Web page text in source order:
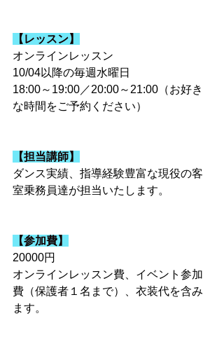
【レッスン】
オンラインレッスン
10/04以降の毎週水曜日
18:00～19:00／20:00～21:00（お好き
な時間をご予約ください）
【担当講師】
ダンス実績、指導経験豊富な現役の客
室乗務員達が担当いたします。
【参加費】
20000円
オンラインレッスン費、イベント参加
費（保護者１名まで）、衣装代を含み
ます。